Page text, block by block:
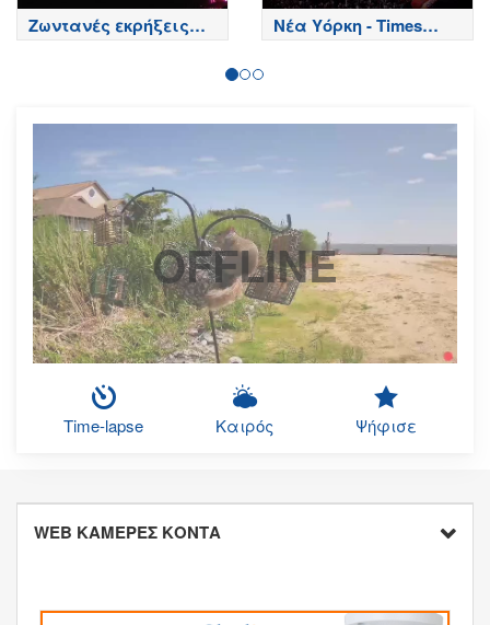
Ζωντανές εκρήξεις
της Αίτνας
Νέα Υόρκη - Times
Square
OFFLINE
Time-lapse Καιρός Ψήφισε
WEB ΚΑΜΕΡΕΣ ΚΟΝΤΑ